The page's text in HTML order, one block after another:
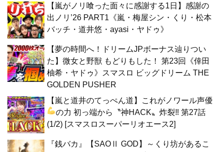
【嵐がノリ喰った面々に感謝する1日】感謝の
出ノリ’26 PART1《嵐・梅屋シン・くり・松本
バッチ・道井悠・ayasi・ヤドゥ》
【夢の時間へ！ドリームJPボーナス辿りつい
た】微女と野獣 もどりもした！ 第23回《倖田
柚希・ヤドゥ》スマスロ ビッグドリーム THE
GOLDEN PUSHER
【嵐と道井のてっぺん道】これがノワール声優
の力 初っ端から〝神HACK〟炸裂‼ 第27話
(1/2) [スマスロスーパーリオエース2]
『銭バカ』【SAOⅡ GOD】～くり坊があるこ